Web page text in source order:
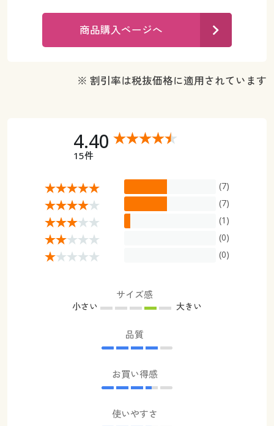
ご利用ガイド
よくある質問とお問い合わせ
ご利用ガイド
よくある質問とお問い合わせ
商品購入ページへ
※ 割引率は税抜価格に適用されています
4.40
15件
(7)
(7)
(1)
(0)
(0)
サイズ感
小さい 大きい
品質
お買い得感
使いやすさ